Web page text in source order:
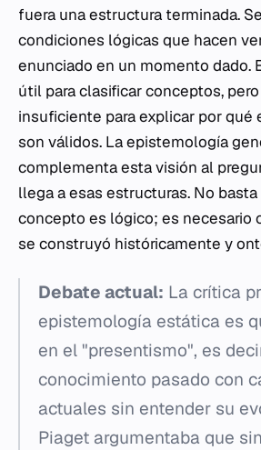
fuera una estructura terminada.
condiciones lógicas que hacen
enunciado en un momento dado.
útil para clasificar conceptos,
insuficiente para explicar por qué
son válidos. La epistemología
complementa esta visión al
llega a esas estructuras. No
concepto es lógico; es necesario
se construyó históricamente y
Debate actual: La crítica
epistemología estática es
en el "presentismo", es
conocimiento pasado con
actuales sin entender su
Piaget argumentaba que